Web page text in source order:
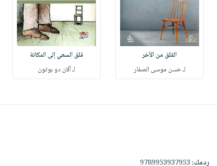
القلق من الآخر
لـ حسن موسى الصفار
قلق السعي إلى المكانة
لـ آلان دو بوتون
ردمك:9789953937953